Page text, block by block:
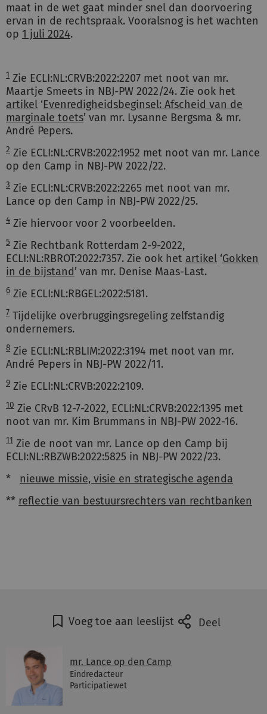
maat in de wet gaat minder snel dan doorvoering
ervan in de rechtspraak. Vooralsnog is het wachten
op 1 juli 2024.
1 Zie ECLI:NL:CRVB:2022:2207 met noot van mr.
Maartje Smeets in NBJ-PW 2022/24. Zie ook het
artikel ‘Evenredigheidsbeginsel: Afscheid van de
marginale toets’ van mr. Lysanne Bergsma & mr.
André Pepers.
2 Zie ECLI:NL:CRVB:2022:1952 met noot van mr. Lance
op den Camp in NBJ-PW 2022/22.
3 Zie ECLI:NL:CRVB:2022:2265 met noot van mr.
Lance op den Camp in NBJ-PW 2022/25.
4 Zie hiervoor voor 2 voorbeelden.
5 Zie Rechtbank Rotterdam 2-9-2022,
ECLI:NL:RBROT:2022:7357. Zie ook het artikel ‘Gokken
in de bijstand’ van mr. Denise Maas-Last.
6 Zie ECLI:NL:RBGEL:2022:5181.
7 Tijdelijke overbruggingsregeling zelfstandig
ondernemers.
8 Zie ECLI:NL:RBLIM:2022:3194 met noot van mr.
André Pepers in NBJ-PW 2022/11.
9 Zie ECLI:NL:CRVB:2022:2109.
10 Zie CRvB 12-7-2022, ECLI:NL:CRVB:2022:1395 met
noot van mr. Kim Brummans in NBJ-PW 2022-16.
11 Zie de noot van mr. Lance op den Camp bij
ECLI:NL:RBZWB:2022:5825 in NBJ-PW 2022/23.
* nieuwe missie, visie en strategische agenda
** reflectie van bestuursrechters van rechtbanken
Voeg toe aan leeslijst Deel
mr. Lance op den Camp
Eindredacteur
Participatiewet